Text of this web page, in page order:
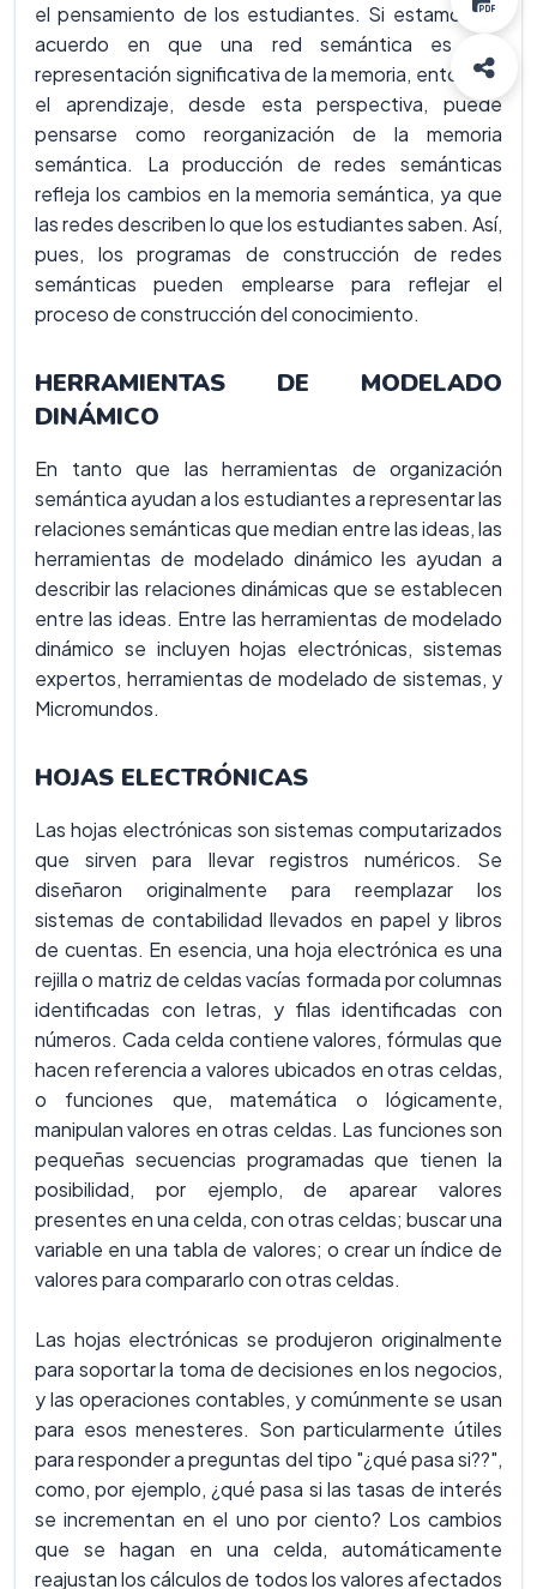
el pensamiento de los estudiantes. Si estamos de
acuerdo en que una red semántica es una
representación significativa de la memoria, entonces
el aprendizaje, desde esta perspectiva, puede
pensarse como reorganización de la memoria
semántica. La producción de redes semánticas
refleja los cambios en la memoria semántica, ya que
las redes describen lo que los estudiantes saben. Así,
pues, los programas de construcción de redes
semánticas pueden emplearse para reflejar el
proceso de construcción del conocimiento.
HERRAMIENTAS DE MODELADO
DINÁMICO
En tanto que las herramientas de organización
semántica ayudan a los estudiantes a representar las
relaciones semánticas que median entre las ideas, las
herramientas de modelado dinámico les ayudan a
describir las relaciones dinámicas que se establecen
entre las ideas. Entre las herramientas de modelado
dinámico se incluyen hojas electrónicas, sistemas
expertos, herramientas de modelado de sistemas, y
Micromundos.
HOJAS ELECTRÓNICAS
Las hojas electrónicas son sistemas computarizados
que sirven para llevar registros numéricos. Se
diseñaron originalmente para reemplazar los
sistemas de contabilidad llevados en papel y libros
de cuentas. En esencia, una hoja electrónica es una
rejilla o matriz de celdas vacías formada por columnas
identificadas con letras, y filas identificadas con
números. Cada celda contiene valores, fórmulas que
hacen referencia a valores ubicados en otras celdas,
o funciones que, matemática o lógicamente,
manipulan valores en otras celdas. Las funciones son
pequeñas secuencias programadas que tienen la
posibilidad, por ejemplo, de aparear valores
presentes en una celda, con otras celdas; buscar una
variable en una tabla de valores; o crear un índice de
valores para compararlo con otras celdas.
Las hojas electrónicas se produjeron originalmente
para soportar la toma de decisiones en los negocios,
y las operaciones contables, y comúnmente se usan
para esos menesteres. Son particularmente útiles
para responder a preguntas del tipo "¿qué pasa si??",
como, por ejemplo, ¿qué pasa si las tasas de interés
se incrementan en el uno por ciento? Los cambios
que se hagan en una celda, automáticamente
reajustan los cálculos de todos los valores afectados